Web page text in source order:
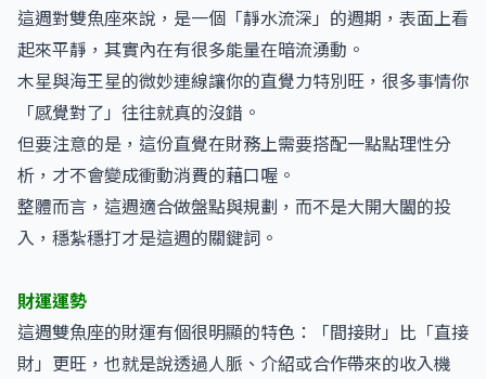
這週對雙魚座來說，是一個「靜水流深」的週期，表面上看
起來平靜，其實內在有很多能量在暗流湧動。
木星與海王星的微妙連線讓你的直覺力特別旺，很多事情你
「感覺對了」往往就真的沒錯。
但要注意的是，這份直覺在財務上需要搭配一點點理性分
析，才不會變成衝動消費的藉口喔。
整體而言，這週適合做盤點與規劃，而不是大開大闔的投
入，穩紮穩打才是這週的關鍵詞。
財運運勢
這週雙魚座的財運有個很明顯的特色：「間接財」比「直接
財」更旺，也就是說透過人脈、介紹或合作帶來的收入機